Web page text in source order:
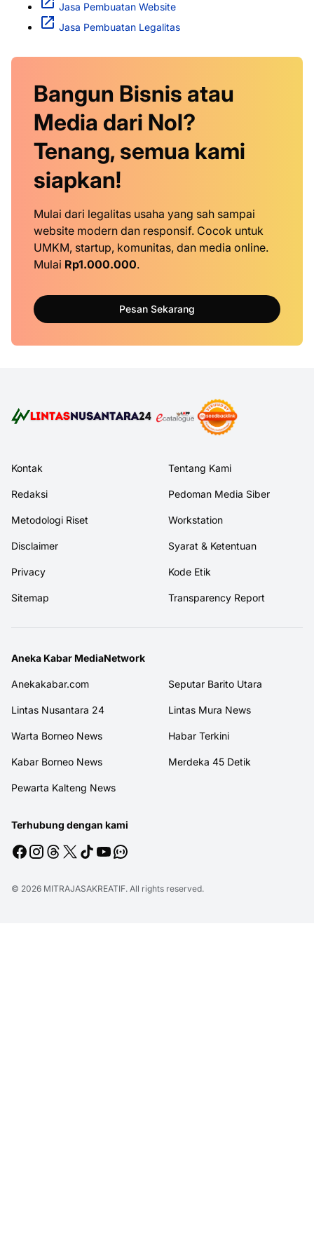
Jasa Pembuatan Website
Jasa Pembuatan Legalitas
Bangun Bisnis atau
Media dari Nol?
Tenang, semua kami
siapkan!
Mulai dari legalitas usaha yang sah sampai
website modern dan responsif. Cocok untuk
UMKM, startup, komunitas, dan media online.
Mulai Rp1.000.000.
Pesan Sekarang
Kontak Tentang Kami
Redaksi Pedoman Media Siber
Metodologi Riset Workstation
Disclaimer Syarat & Ketentuan
Privacy Kode Etik
Sitemap Transparency Report
Aneka Kabar MediaNetwork
Anekakabar.com Seputar Barito Utara
Lintas Nusantara 24 Lintas Mura News
Warta Borneo News Habar Terkini
Kabar Borneo News Merdeka 45 Detik
Pewarta Kalteng News
Terhubung dengan kami
© 2026 MITRAJASAKREATIF. All rights reserved.